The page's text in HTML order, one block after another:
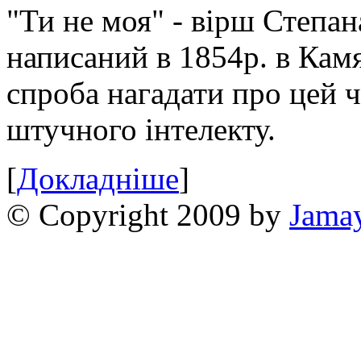
"Ти не моя" - вірш
написаний в 1854р. в
спроба нагадати про цей
штучного інтелекту.
[Докладніше]
© Copyright 2009 by